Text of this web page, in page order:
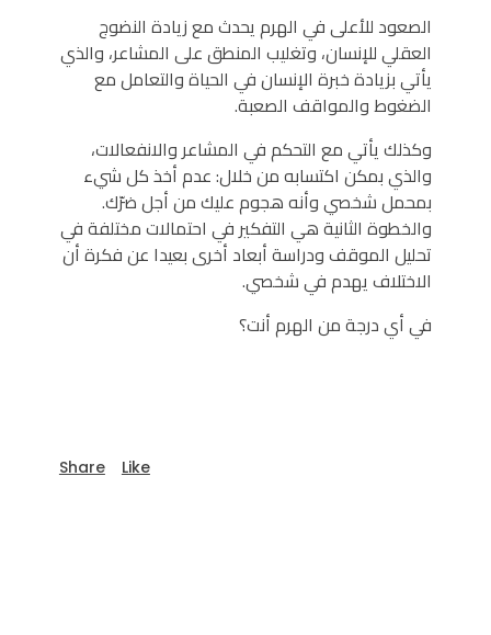
الصعود للأعلى في الهرم يحدث مع زيادة النضوج
العقلي للإنسان، وتغليب المنطق على المشاعر، والذي
يأتي بزيادة خبرة الإنسان في الحياة والتعامل مع
الضغوط والمواقف الصعبة.
وكذلك يأتي مع التحكم في المشاعر والانفعالات،
والذي بمكن اكتسابه من خلال: عدم أخذ كل شيء
بمحمل شخصي وأنه هجوم عليك من أجل ضرّك.
والخطوة الثانية هي التفكير في احتمالات مختلفة في
تحليل الموقف ودراسة أبعاد أخرى بعيدا عن فكرة أن
الاختلاف يهدم في شخصي.
في أي درجة من الهرم أنت؟